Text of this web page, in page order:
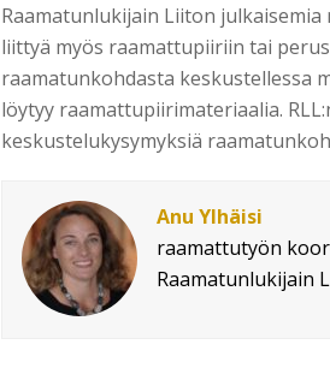
Raamatunlukijain Liiton
liittyä myös raamattupiiriin tai
raamatunkohdasta keskustellessa
löytyy raamattupiirimateriaalia.
keskustelukysymyksiä
Anu Ylhäisi
raamattutyön
Raamatunlukijain